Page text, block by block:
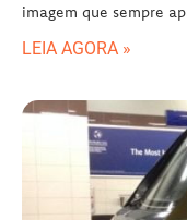
imagem que sempre
LEIA AGORA »